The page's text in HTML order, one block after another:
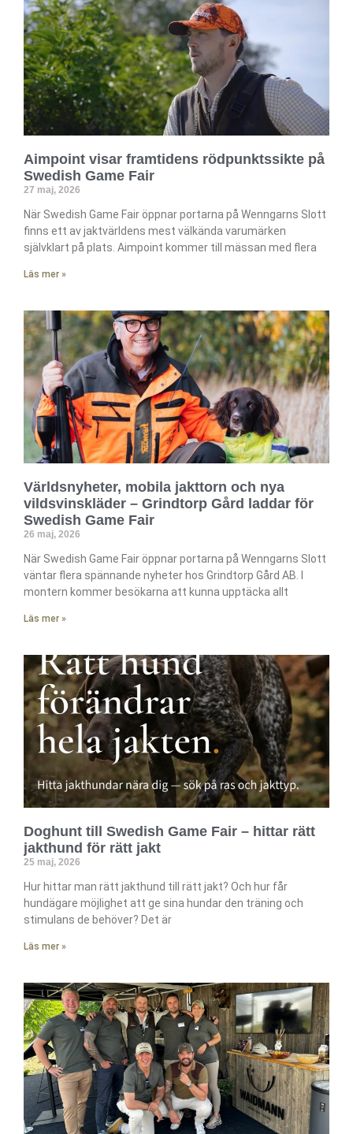
Aimpoint visar framtidens rödpunktssikte på
Swedish Game Fair
27 maj, 2026
När Swedish Game Fair öppnar portarna på Wenngarns Slott
finns ett av jaktvärldens mest välkända varumärken
självklart på plats. Aimpoint kommer till mässan med flera
Läs mer »
Världsnyheter, mobila jakttorn och nya
vildsvinskläder – Grindtorp Gård laddar för
Swedish Game Fair
26 maj, 2026
När Swedish Game Fair öppnar portarna på Wenngarns Slott
väntar flera spännande nyheter hos Grindtorp Gård AB. I
montern kommer besökarna att kunna upptäcka allt
Läs mer »
Doghunt till Swedish Game Fair – hittar rätt
jakthund för rätt jakt
25 maj, 2026
Hur hittar man rätt jakthund till rätt jakt? Och hur får
hundägare möjlighet att ge sina hundar den träning och
stimulans de behöver? Det är
Läs mer »